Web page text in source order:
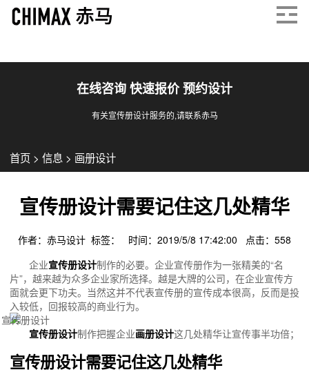
在线咨询 快速报价 预约设计
有关宣传册设计服务的,请联系赤马
首页 > 信息 > 画册设计
宣传册设计需要记住这几处精华
作者：赤马设计 标签： 时间：2019/5/8 17:42:00 点击： 558
企业宣传册设计制作的必要。企业宣传册作为一张精美的“名
片”，越来越为众多企业家所选择。越是大牌的公司，在企业宣传方
面就会更下功夫。当然这并不代表宣传册的宣传成本很高，反而是投
入较低，回报较高的商业行为。
宣传册设计制作把握企业画册设计这几处精华让宣传事半功倍；
宣传册设计需要记住这几处精华